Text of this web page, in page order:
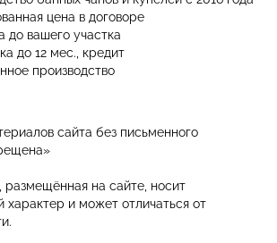
цена в договоре
до вашего участка
до 12 мес., кредит
производство
сайта без письменного
размещённая на сайте, носит
характер и может отличаться от